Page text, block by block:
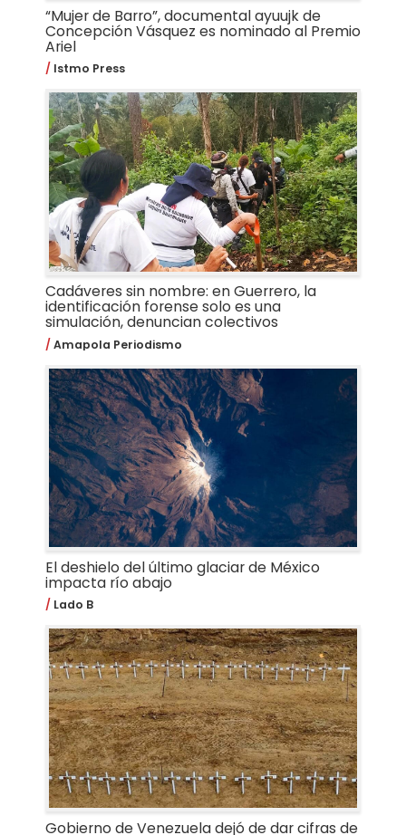
“Mujer de Barro”, documental ayuujk de
Concepción Vásquez es nominado al Premio
Ariel
Istmo Press
Cadáveres sin nombre: en Guerrero, la
identificación forense solo es una
simulación, denuncian colectivos
Amapola Periodismo
El deshielo del último glaciar de México
impacta río abajo
Lado B
Gobierno de Venezuela dejó de dar cifras de